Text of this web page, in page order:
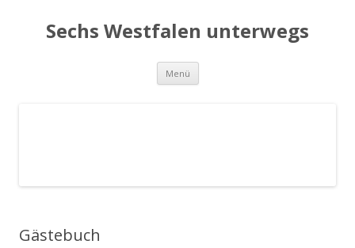
Sechs Westfalen unterwegs
Menü Zum Inhalt springen
Gästebuch